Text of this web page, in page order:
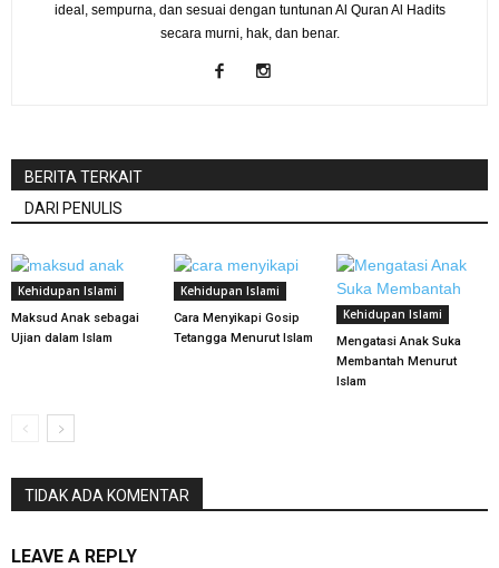
ideal, sempurna, dan sesuai dengan tuntunan Al Quran Al Hadits
secara murni, hak, dan benar.
BERITA TERKAIT
DARI PENULIS
Kehidupan Islami
Maksud Anak sebagai
Ujian dalam Islam
Kehidupan Islami
Cara Menyikapi Gosip
Tetangga Menurut Islam
Kehidupan Islami
Mengatasi Anak Suka
Membantah Menurut
Islam
TIDAK ADA KOMENTAR
LEAVE A REPLY